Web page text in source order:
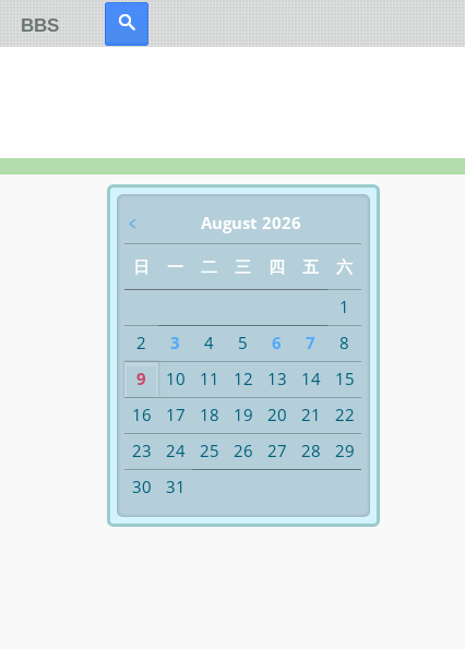
BBS
August 2026
﹤
日 一 二 三 四 五
六
1
2
3 4 5 6 7
8
9
10 11 12 13 14
15
16
17 18 19 20 21
22
23
24 25 26 27 28
29
30
31